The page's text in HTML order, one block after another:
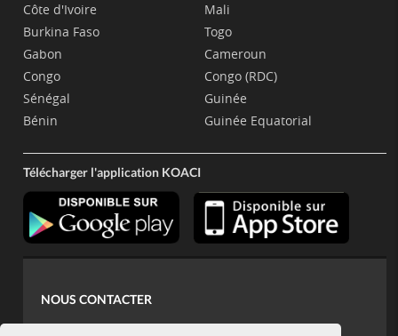
Côte d'Ivoire
Burkina Faso
Gabon
Congo
Sénégal
Bénin
Mali
Togo
Cameroun
Congo (RDC)
Guinée
Guinée Equatorial
Télécharger l'application KOACI
NOUS CONTACTER